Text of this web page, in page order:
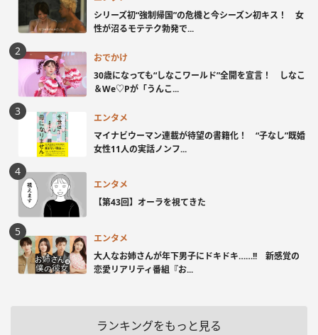
シリーズ初“強制帰国”の危機と今シーズン初キス！ 女
性が沼るモテテク勃発で...
おでかけ
30歳になっても“しなこワールド”全開を宣言！ しなこ
＆We♡Pが「うんこ...
エンタメ
マイナビウーマン連載が待望の書籍化！ “子なし”既婚
女性11人の実話ノンフ...
エンタメ
【第43回】オーラを視てきた
エンタメ
大人なお姉さんが年下男子にドキドキ……!! 新感覚の
恋愛リアリティ番組『お...
ランキングをもっと見る